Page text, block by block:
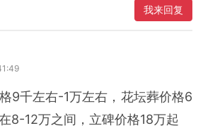
我来回复
9千左右-1万左右，花坛葬价格6
8-12万之间，立碑价格18万起